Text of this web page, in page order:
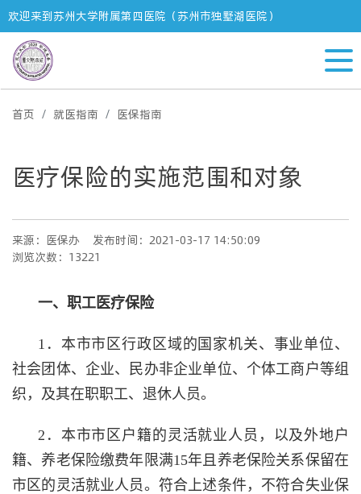
欢迎来到苏州大学附属第四医院（苏州市独墅湖医院）
首页 就医指南 医保指南
医疗保险的实施范围和对象
来源：医保办
发布时间：2021-03-17 14:50:09
浏览次数：13221
一、 职工医疗保险
1． 本市市区行政区域的国家机关、事业单位、
社会团体、企业、民办非企业单位、个体工商户等组
织， 及其在职职工、退休人员。
2．本市市区户籍的 灵活就业人员 ，以及外地户
籍、养老保险缴费年限满15年且养老保险关系保留在
市区的灵活就业人员。 符合上述条件，不符合失业保